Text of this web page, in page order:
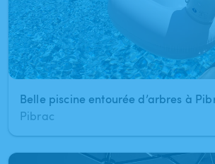
Belle piscine entourée d’arbres à
Pibrac